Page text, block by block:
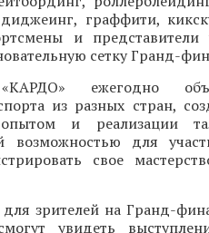
граффити,
и представители
сетку Гранд-
ежегодно
из разных стран,
и реализации
возможностью для
свое
зрителей на Гранд-
увидеть